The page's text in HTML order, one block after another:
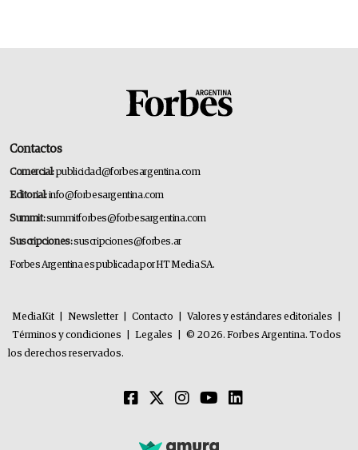
Contactos
Comercial:publicidad@forbesargentina.com
Editorial:info@forbesargentina.com
Summit:summitforbes@forbesargentina.com
Suscripciones:suscripciones@forbes.ar
Forbes Argentina es publicada por HT Media SA.
MediaKit Newsletter Contacto Valores y estándares editoriales
Términos y condiciones
Legales
© 2026. Forbes Argentina. Todos
los derechos reservados.